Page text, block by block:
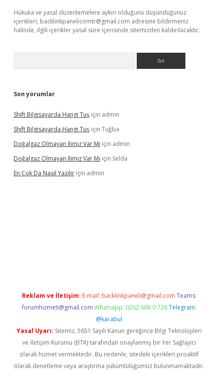
Hukuka ve yasal düzenlemelere aykırı olduğunu düşündüğünüz
içerikleri, backlinkpanelicomtr@gmail.com adresine bildirmeniz
halinde, ilgili içerikler yasal süre içerisinde sitemizden kaldırılacaktır.
Son yorumlar
Shift Bilgisayarda Hangi Tuş için admin
Shift Bilgisayarda Hangi Tuş için Tuğba
Doğalgaz Olmayan Ilimiz Var Mı için admin
Doğalgaz Olmayan Ilimiz Var Mı için Selda
En Çok Da Nasıl Yazılır için admin
Reklam ve İletişim: E-mail: backlinkpaneli@gmail.com Teams:
forumhizmeti@gmail.com Whatsapp: 0262 606 0 726 Telegram:
@karabul
Yasal Uyarı: Sitemiz, 5651 Sayılı Kanun gereğince Bilgi Teknolojileri
ve İletişim Kurumu (BTK) tarafından onaylanmış bir Yer Sağlayıcı
olarak hizmet vermektedir. Bu nedenle, sitedeki içerikleri proaktif
olarak denetleme veya araştırma yükümlülüğümüz bulunmamaktadır.